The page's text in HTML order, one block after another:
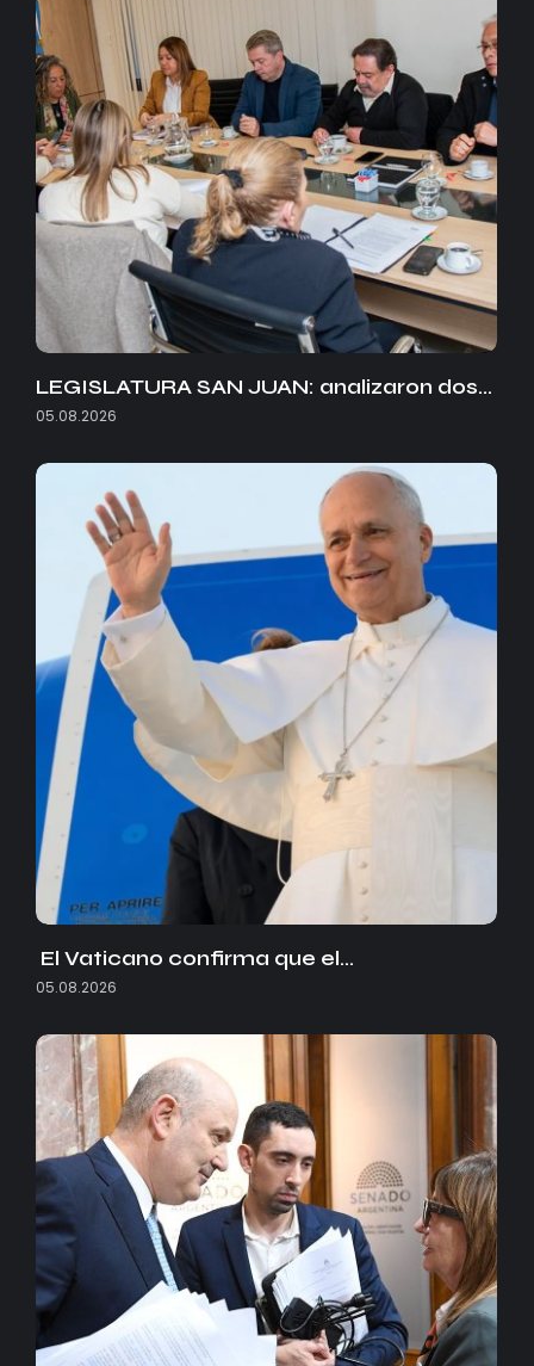
LEGISLATURA SAN JUAN: analizaron dos…
05.08.2026
El Vaticano confirma que el…
05.08.2026